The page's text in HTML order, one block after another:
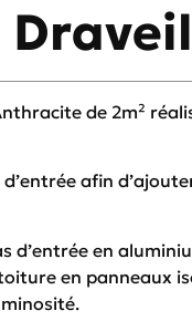
de 2m²
afin
d’entrée en
en panneaux